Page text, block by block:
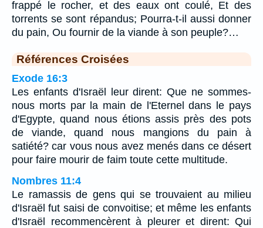
frappé le rocher, et des eaux ont coulé, Et des
torrents se sont répandus; Pourra-t-il aussi donner
du pain, Ou fournir de la viande à son peuple?…
Références Croisées
Exode 16:3
Les enfants d'Israël leur dirent: Que ne sommes-
nous morts par la main de l'Eternel dans le pays
d'Egypte, quand nous étions assis près des pots
de viande, quand nous mangions du pain à
satiété? car vous nous avez menés dans ce désert
pour faire mourir de faim toute cette multitude.
Nombres 11:4
Le ramassis de gens qui se trouvaient au milieu
d'Israël fut saisi de convoitise; et même les enfants
d'Israël recommencèrent à pleurer et dirent: Qui